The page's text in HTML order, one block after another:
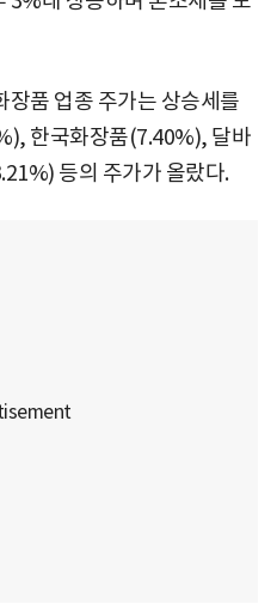
장품 업종 주가는 상승세를
한국화장품(7.40%), 달바
등의 주가가 올랐다.